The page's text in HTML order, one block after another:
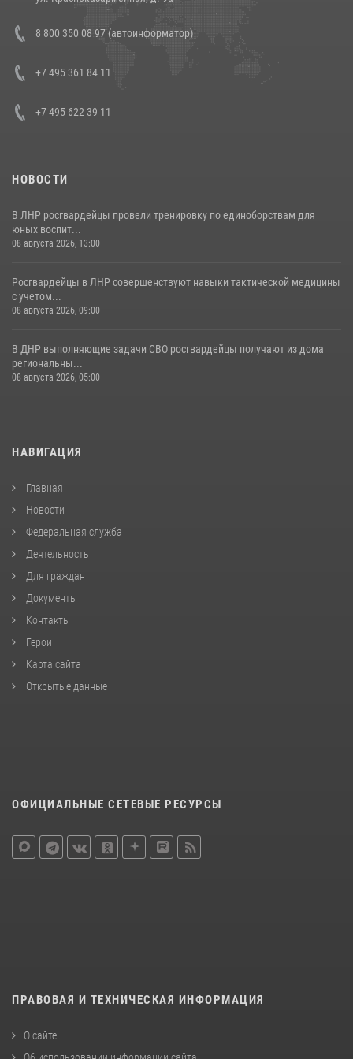
Состоялась рабочая встреча директора Росгвардии Героя России
генерала армии Виктора Золотова с заместителем полномочного
представителя Президента Российской Федерации в Северо-
Кавказском федеральном округе Виталием Кузнецовым
8 800 350 08 97 (автоинформатор)
+7 495 361 84 11
+7 495 622 39 11
НОВОСТИ
В ЛНР росгвардейцы провели тренировку по единоборствам для
юных воспит...
08 августа 2026, 13:00
Росгвардейцы в ЛНР совершенствуют навыки тактической медицины
с учетом...
08 августа 2026, 09:00
В ДНР выполняющие задачи СВО росгвардейцы получают из дома
региональны...
08 августа 2026, 05:00
НАВИГАЦИЯ
Главная
Новости
Федеральная служба
Деятельность
Для граждан
Документы
Контакты
Герои
Карта сайта
Открытые данные
ОФИЦИАЛЬНЫЕ СЕТЕВЫЕ РЕСУРСЫ
ПРАВОВАЯ И ТЕХНИЧЕСКАЯ ИНФОРМАЦИЯ
О сайте